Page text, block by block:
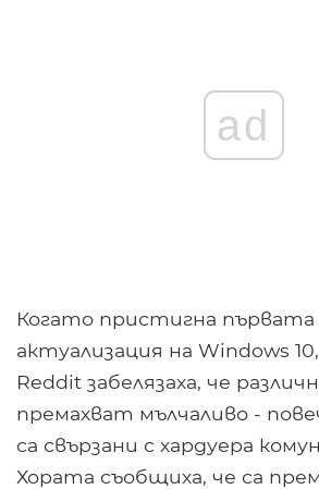
ad
Когато пристигна първата
актуализация на Windows
Reddit забелязаха, че
премахват мълчаливо -
са свързани с хардуера
Хората съобщиха, че са